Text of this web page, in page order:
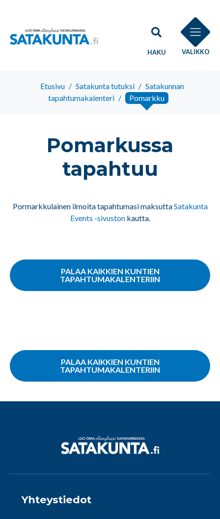
HAKU VALIKKO
Etusivu / Satakunta tutuksi / Satakunnan
tapahtumakalenteri / Pomarkku
Pomarkussa
tapahtuu
Pormarkkulainen ilmoita tapahtumasi maksuttaSatakunta
Events -sivustonkautta.
PALAA KAIKKIEN KUNTIEN
TAPAHTUMAKALENTERIIN
PALAA KAIKKIEN KUNTIEN
TAPAHTUMAKALENTERIIN
Yhteystiedot